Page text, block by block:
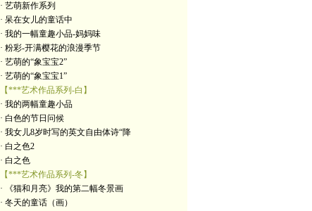
· 艺萌新作系列
· 呆在女儿的童话中
· 我的一幅童趣小品-妈妈味
· 粉彩-开满樱花的浪漫季节
· 艺萌的“象宝宝2”
· 艺萌的“象宝宝1”
【***艺术作品系列-白】
· 我的两幅童趣小品
· 白色的节日问候
· 我女儿8岁时写的英文自由体诗“降
· 白之色2
· 白之色
【***艺术作品系列-冬】
· 《猫和月亮》我的第二幅冬景画
· 冬天的童话（画）